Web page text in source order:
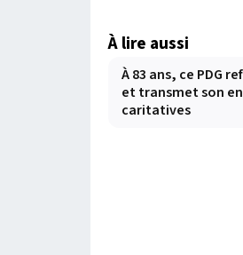
À lire aussi
À 83 ans, ce PDG
et transmet son
caritatives